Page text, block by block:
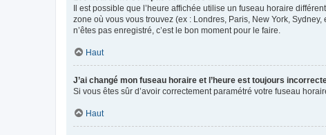
Il est possible que l’heure affichée utilise un fuseau horaire
zone où vous vous trouvez (ex : Londres, Paris, New York,
n’êtes pas enregistré, c’est le bon moment pour le faire.
Haut
J’ai changé mon fuseau horaire et l’heure est toujours
Si vous êtes sûr d’avoir correctement paramétré votre fuseau
Haut